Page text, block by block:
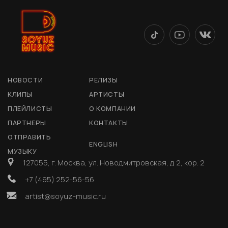
НОВОСТИ
РЕЛИЗЫ
КЛИПЫ
АРТИСТЫ
ПЛЕЙЛИСТЫ
О КОМПАНИИ
ПАРТНЕРЫ
КОНТАКТЫ
ОТПРАВИТЬ
МУЗЫКУ
ENGLISH
127055, г. Москва, ул. Новодмитровская, д 2, кор. 2
+7 (495) 252-56-56
artist@soyuz-music.ru